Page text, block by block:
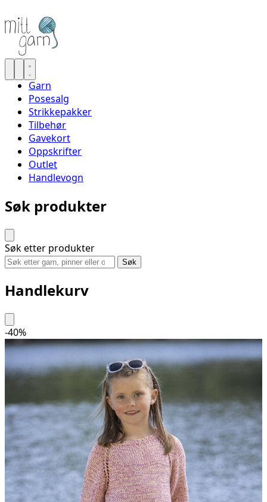
Garn
Posesalg
Strikkepakker
Tilbehør
Gavekort
Oppskrifter
Outlet
Handlevogn
Søk produkter
Søk etter produkter
Søk
Handlekurv
-40%